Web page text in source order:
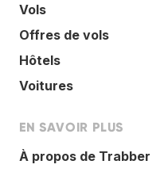
Vols
Offres de vols
Hôtels
Voitures
EN SAVOIR PLUS
À propos de Trabber